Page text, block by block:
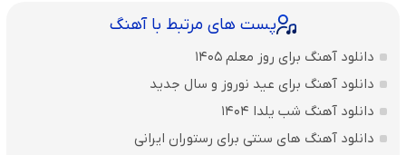
پست های مرتبط با آهنگ
دانلود آهنگ برای روز معلم 1405
دانلود آهنگ برای عید نوروز و سال جدید
دانلود آهنگ شب یلدا 1404
دانلود آهنگ های سنتی برای رستوران ایرانی